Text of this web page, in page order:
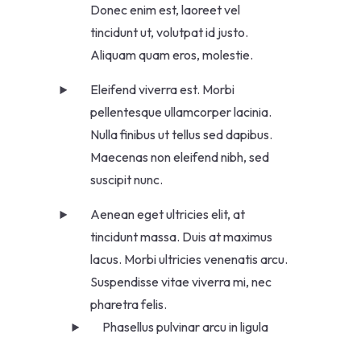
Donec enim est, laoreet vel
tincidunt ut, volutpat id justo.
Aliquam quam eros, molestie.
Eleifend viverra est. Morbi
pellentesque ullamcorper lacinia.
Nulla finibus ut tellus sed dapibus.
Maecenas non eleifend nibh, sed
suscipit nunc.
Aenean eget ultricies elit, at
tincidunt massa. Duis at maximus
lacus. Morbi ultricies venenatis arcu.
Suspendisse vitae viverra mi, nec
pharetra felis.
Phasellus pulvinar arcu in ligula